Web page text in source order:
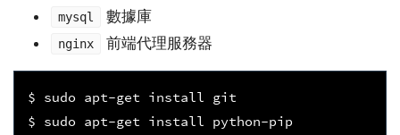
mysql 數據庫
nginx 前端代理服務器
$ sudo apt-get install git
$ sudo apt-get install python-pip